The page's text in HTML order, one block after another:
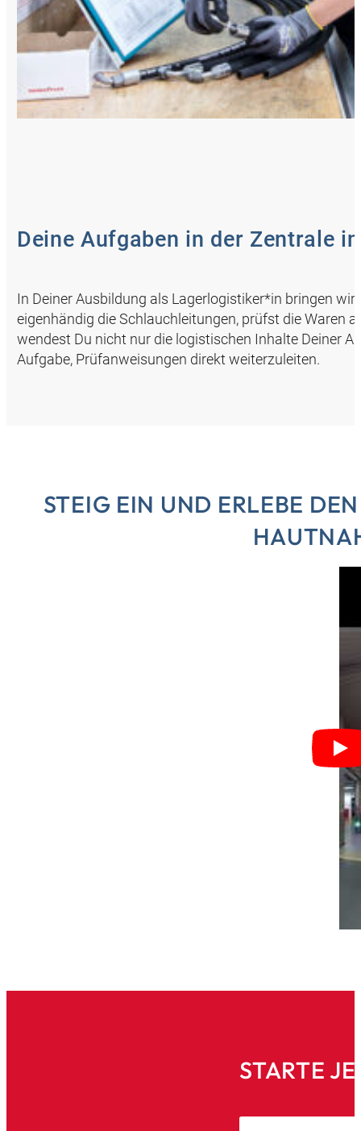
Deine Aufgaben in der Zentrale
In Deiner Ausbildung als Lagerlogistiker*in bringen
eigenhändig die Schlauchleitungen, prüfst die Waren
wendest Du nicht nur die logistischen Inhalte Deiner
Aufgabe, Prüfanweisungen direkt weiterzuleiten.
STEIG EIN UND ERLEBE
STARTE